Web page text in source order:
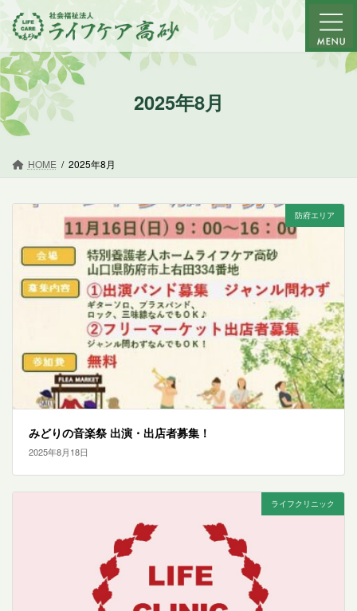
ン
ツ
ス
プ
ー
シ
ン
動
2025年8月
HOME 2025年8月
防府エリア
みどりの音楽祭 出演・出店者募集！
2025年8月18日
ライフクリニック